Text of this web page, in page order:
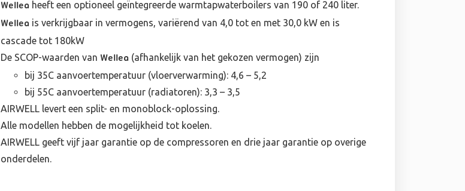
Wellea heeft een optioneel geïntegreerde warmtapwaterboilers van 190 of 240 liter.
Wellea is verkrijgbaar in vermogens, variërend van 4,0 tot en met 30,0 kW en is
cascade tot 180kW
De SCOP-waarden van Wellea (afhankelijk van het gekozen vermogen) zijn
bij 35C aanvoertemperatuur (vloerverwarming): 4,6 – 5,2
bij 55C aanvoertemperatuur (radiatoren): 3,3 – 3,5
AIRWELL levert een split- en monoblock-oplossing.
Alle modellen hebben de mogelijkheid tot koelen.
AIRWELL geeft vijf jaar garantie op de compressoren en drie jaar garantie op overige
onderdelen.